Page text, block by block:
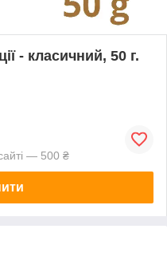
- класичний, 50 г.
— 500 ₴